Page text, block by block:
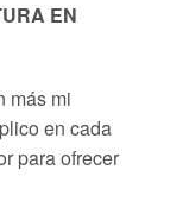
EN
más mi
en cada
para ofrecer